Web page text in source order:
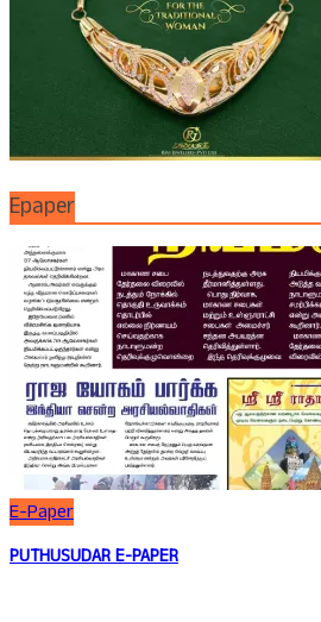
Epaper
E-Paper
PUTHUSUDAR E-PAPER